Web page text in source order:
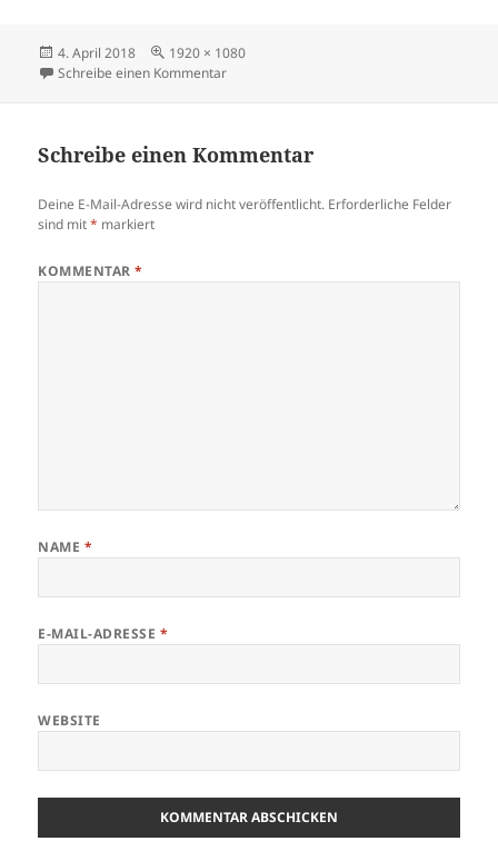
Veröffentlicht
am
4. April 2018
Volle
Größe
1920 × 1080
Schreibe einen Kommentarzu DSC_1588
Schreibe einen Kommentar
Deine E-Mail-Adresse wird nicht veröffentlicht. Erforderliche Felder
sind mit* markiert
KOMMENTAR*
NAME *
E-MAIL-ADRESSE *
WEBSITE